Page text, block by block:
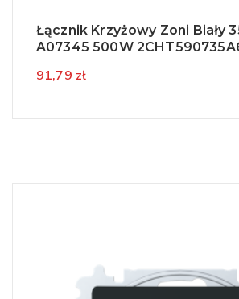
Łącznik Krzyżowy Zoni Biały
A07345 500W
91,79 zł